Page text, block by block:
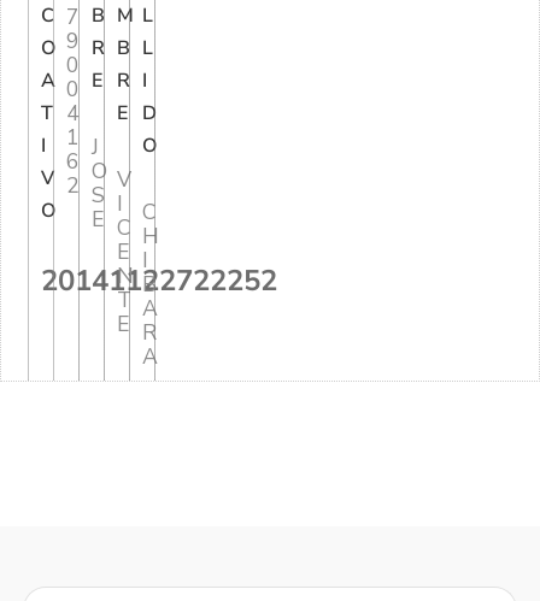
C
O
A
T
I
V
O
20141122722252
7
9
0
0
4
1
6
2
B
R
E
J
O
S
E
M
B
R
E
V
I
C
E
N
T
E
L
L
I
D
O
C
H
I
B
A
R
A